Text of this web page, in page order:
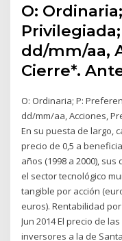
O:
dd/mm/aa,
Cierre*.
O: Ordinaria; P:
dd/mm/aa, Acciones,
En su puesta de largo,
precio de 0,5 a
años (1998 a 2000),
el sector tecnológico
tangible por acción
euros). Rentabilidad
Jun 2014 El precio de
inversores a la de